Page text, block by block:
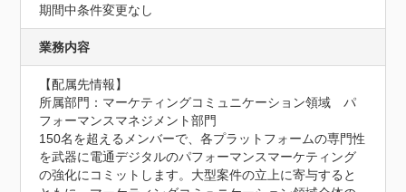
期間中条件変更なし
業務内容
【配属先情報】
所属部門：マーケティングコミュニケーション領域　パ
フォーマンスマネジメント部門
150名を超えるメンバーで、各プラットフォームの専門性
を武器に電通デジタルのパフォーマンスマーケティング
の強化にコミットします。大型案件の立上に寄与すると